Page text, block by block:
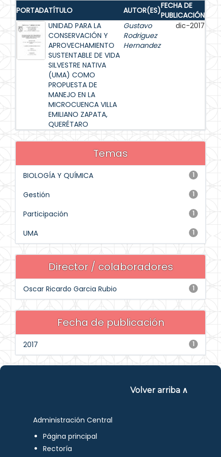
PORTADATÍTULO AUTOR(ES)FECHA DE
PUBLICACIÓN
UNIDAD PARA LA
CONSERVACIÓN Y
APROVECHAMIENTO
SUSTENTABLE DE VIDA
SILVESTRE NATIVA
(UMA) COMO
PROPUESTA DE
MANEJO EN LA
MICROCUENCA VILLA
EMILIANO ZAPATA,
QUERÉTARO
Gustavo
Rodriguez
Hernandez
dic-2017
Temas
1
BIOLOGÍA Y QUÍMICA
1
Gestión
1
Participación
1
UMA
Director / colaboradores
1
Oscar Ricardo Garcia Rubio
Fecha de publicación
1
2017
Volver arriba ∧
Administración Central
Página principal
Rectoría